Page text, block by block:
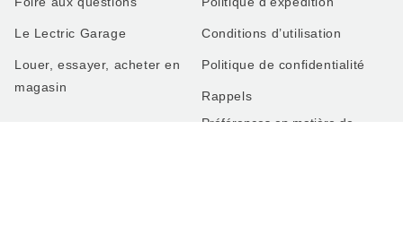
Le Lectric Garage
Louer, essayer, acheter en
magasin
Conditions d’utilisation
Politique de confidentialité
Rappels
Préférences en matière de